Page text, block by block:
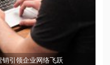
引领企业网络飞跃